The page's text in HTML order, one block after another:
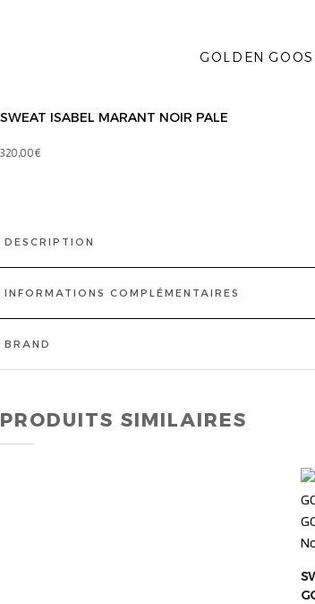
GOLDEN
SWEAT ISABEL MARANT NOIR PALE
320,00€
DESCRIPTION
INFORMATIONS COMPLÉMENTAIRES
BRAND
PRODUITS SIMILAIRES